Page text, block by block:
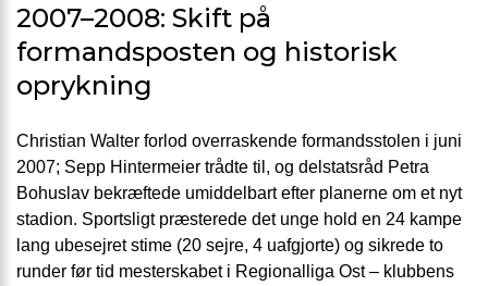
2007–2008: Skift på
formandsposten og historisk
oprykning
Christian Walter forlod overraskende formandsstolen i juni
2007; Sepp Hintermeier trådte til, og delstatsråd Petra
Bohuslav bekræftede umiddelbart efter planerne om et nyt
stadion. Sportsligt præsterede det unge hold en 24 kampe
lang ubesejret stime (20 sejre, 4 uafgjorte) og sikrede to
runder før tid mesterskabet i Regionalliga Ost – klubbens